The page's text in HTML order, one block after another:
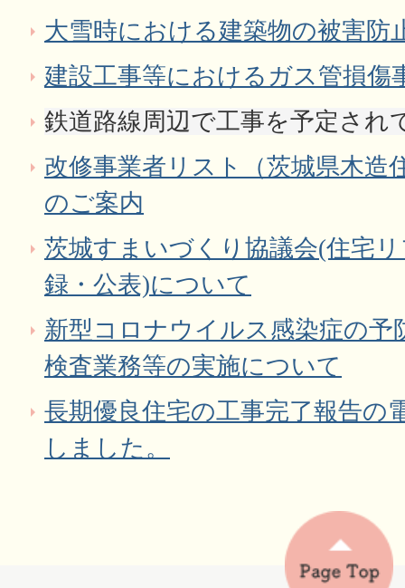
大雪時における建築物の被害防
建設工事等におけるガス管損傷
鉄道路線周辺で工事を予定され
改修事業者リスト（茨城県木造
のご案内
茨城すまいづくり協議会(住宅
録・公表)について
新型コロナウイルス感染症の予
検査業務等の実施について
長期優良住宅の工事完了報告の
しました。